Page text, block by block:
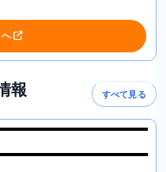
へ
報 すべて見る